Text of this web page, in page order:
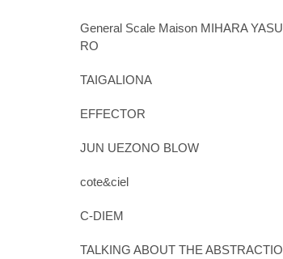
General Scale Maison MIHARA
RO
TAIGALIONA
EFFECTOR
JUN UEZONO BLOW
cote&ciel
C-DIEM
TALKING ABOUT THE